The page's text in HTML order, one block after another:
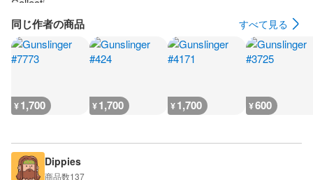
同じ作者の商品 すべて見る
¥1,700 ¥1,700 ¥1,700 ¥600
Dippies
商品数137